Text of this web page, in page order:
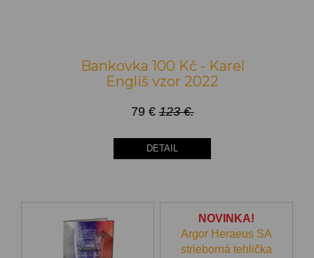
Bankovka 100 Kč - Karel
Engliš vzor 2022
79 € 123 €.
DETAIL
NOVINKA!
Argor Heraeus SA
strieborná tehlička